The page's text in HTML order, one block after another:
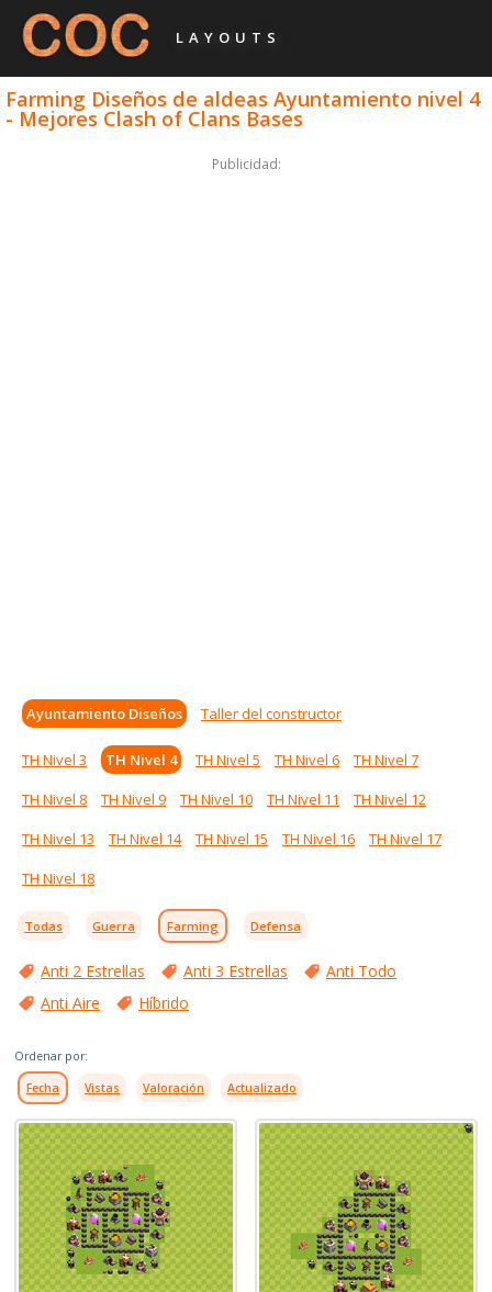
LAYOUTS
Farming Diseños de aldeas Ayuntamiento nivel 4
- Mejores Clash of Clans Bases
Publicidad:
Ayuntamiento Diseños Taller del constructor
TH Nivel 3 TH Nivel 4 TH Nivel 5 TH Nivel 6
TH Nivel 7
TH Nivel 8
TH Nivel 9 TH Nivel 10 TH Nivel 11
TH Nivel 12
TH Nivel 13
TH Nivel 14 TH Nivel 15 TH Nivel 16
TH Nivel 17
TH Nivel 18
Todas Guerra Farming Defensa
Anti 2 Estrellas Anti 3 Estrellas
Anti Todo
Anti Aire
Híbrido
Ordenar por:
Fecha Vistas Valoración Actualizado